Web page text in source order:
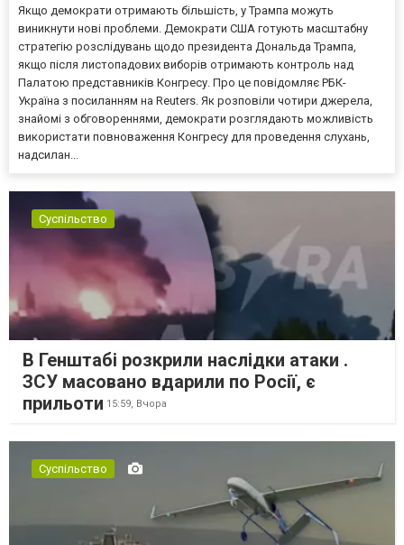
Якщо демократи отримають більшість, у Трампа можуть
виникнути нові проблеми. Демократи США готують масштабну
стратегію розслідувань щодо президента Дональда Трампа,
якщо після листопадових виборів отримають контроль над
Палатою представників Конгресу. Про це повідомляє РБК-
Україна з посиланням на Reuters. Як розповіли чотири джерела,
знайомі з обговореннями, демократи розглядають можливість
використати повноваження Конгресу для проведення слухань,
надсилан...
Суспільство
В Генштабі розкрили наслідки атаки .
ЗСУ масовано вдарили по Росії, є
прильоти 15:59, Вчора
Суспільство